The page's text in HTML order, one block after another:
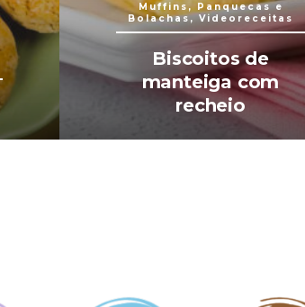
Muffins, Panquecas e
Bolachas, Videoreceitas
Biscoitos de
manteiga com
recheio